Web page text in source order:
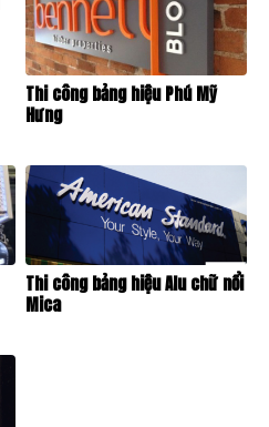
Thi công bảng hiệu Phú Mỹ
Hưng
Thi công bảng hiệu Alu chữ nổi
Mica